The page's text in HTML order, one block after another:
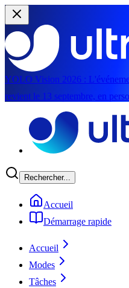
YOLO Vision 2026 :
revient le 13 septembre, en
Rechercher...
Accueil
Démarrage rapide
Accueil
Modes
Tâches